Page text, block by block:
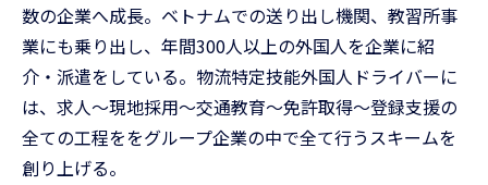
数の企業へ成長。ベトナムでの送り出し機関、教習所事
業にも乗り出し、年間300人以上の外国人を企業に紹
介・派遣をしている。物流特定技能外国人ドライバーに
は、求人～現地採用～交通教育～免許取得～登録支援の
全ての工程ををグループ企業の中で全て行うスキームを
創り上げる。